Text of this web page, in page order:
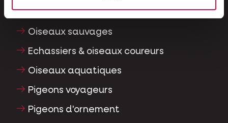
Oiseaux d'ornement
Oiseaux sauvages
Echassiers & oiseaux coureurs
Oiseaux aquatiques
Pigeons voyageurs
Pigeons d'ornement